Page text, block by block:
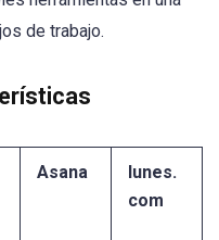
de trabajo.
Asana
lunes.
com